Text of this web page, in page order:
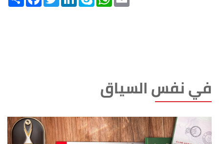
في نفس السياق